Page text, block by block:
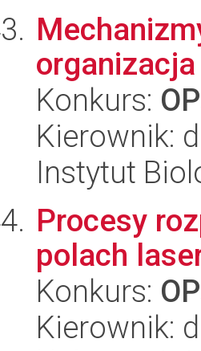
Konkurs:
Kierownik:
Instytut
Procesy
polach
Konkurs:
Kierownik: